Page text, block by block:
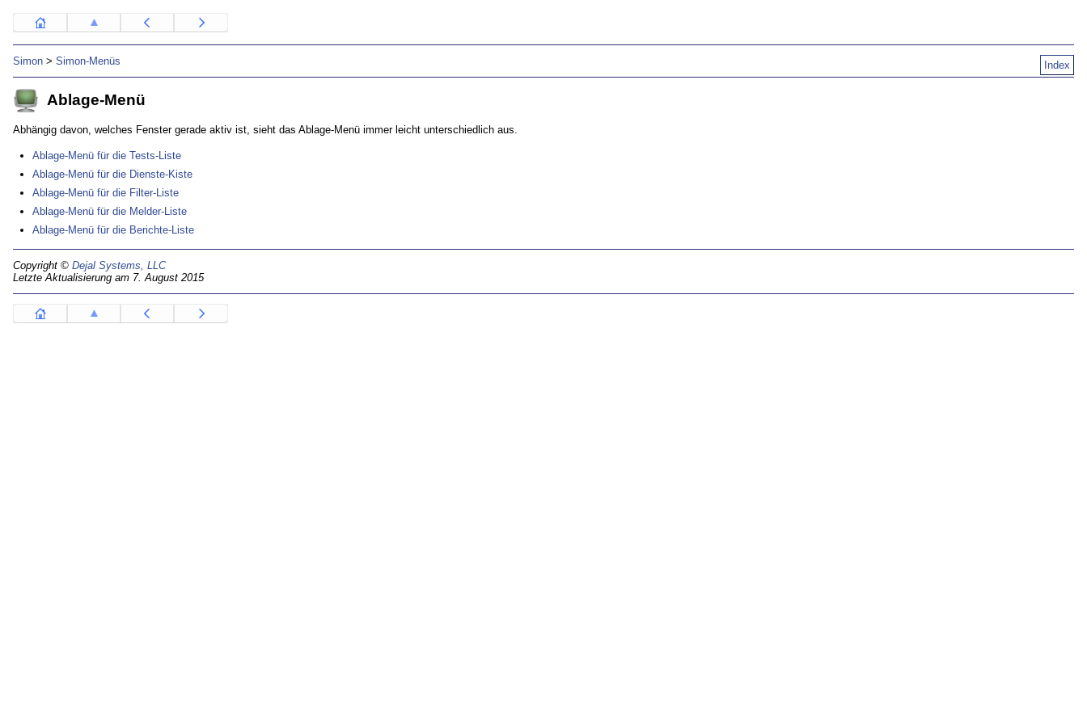
Simon > Simon-Menüs Index
Ablage-Menü
Abhängig davon, welches Fenster gerade aktiv ist, sieht das Ablage-Menü immer leicht unterschiedlich aus.
Ablage-Menü für die Tests-Liste
Ablage-Menü für die Dienste-Kiste
Ablage-Menü für die Filter-Liste
Ablage-Menü für die Melder-Liste
Ablage-Menü für die Berichte-Liste
Copyright © Dejal Systems, LLC
Letzte Aktualisierung am 7. August 2015